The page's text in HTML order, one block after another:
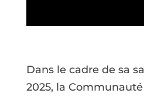
Dans le cadre de sa
2025, la